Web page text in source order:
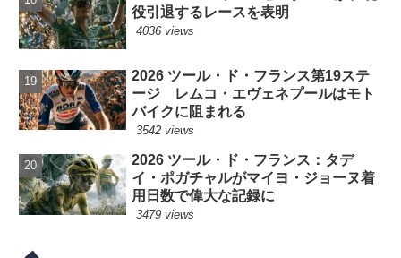
役引退するレースを表明
4036 views
2026 ツール・ド・フランス第19ステ
ージ レムコ・エヴェネプールはモト
バイクに阻まれる
3542 views
2026 ツール・ド・フランス：タデ
イ・ポガチャルがマイヨ・ジョーヌ着
用日数で偉大な記録に
3479 views